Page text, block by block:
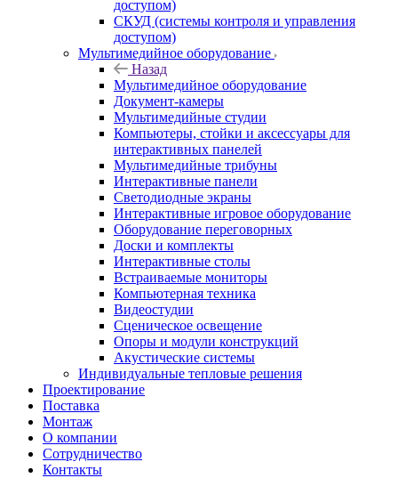
доступом)
СКУД (системы контроля и управления
доступом)
Мультимедийное оборудование
Назад
Мультимедийное оборудование
Документ-камеры
Мультимедийные студии
Компьютеры, стойки и аксессуары для
интерактивных панелей
Мультимедийные трибуны
Интерактивные панели
Светодиодные экраны
Интерактивные игровое оборудование
Оборудование переговорных
Доски и комплекты
Интерактивные столы
Встраиваемые мониторы
Компьютерная техника
Видеостудии
Cценическое освещение
Опоры и модули конструкций
Акустические системы
Индивидуальные тепловые решения
Проектирование
Поставка
Монтаж
О компании
Сотрудничество
Контакты